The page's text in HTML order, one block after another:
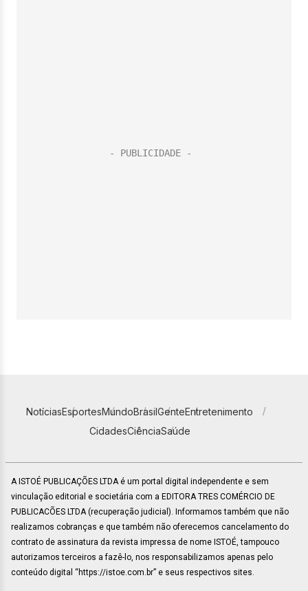
NotíciasEsportesMundoBrasilGenteEntretenimento
CidadesCiênciaSaúde
A ISTOÉ PUBLICAÇÕES LTDA é um portal digital independente e sem
vinculação editorial e societária com a EDITORA TRES COMÉRCIO DE
PUBLICACÕES LTDA (recuperação judicial). Informamos também que não
realizamos cobranças e que também não oferecemos cancelamento do
contrato de assinatura da revista impressa de nome ISTOÉ, tampouco
autorizamos terceiros a fazê-lo, nos responsabilizamos apenas pelo
conteúdo digital “https://istoe.com.br” e seus respectivos sites.